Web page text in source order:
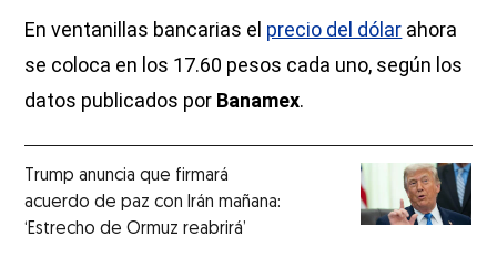
En ventanillas bancarias el precio del dólar ahora
se coloca en los 17.60 pesos cada uno, según los
datos publicados por Banamex.
Trump anuncia que firmará
acuerdo de paz con Irán mañana:
‘Estrecho de Ormuz reabrirá’